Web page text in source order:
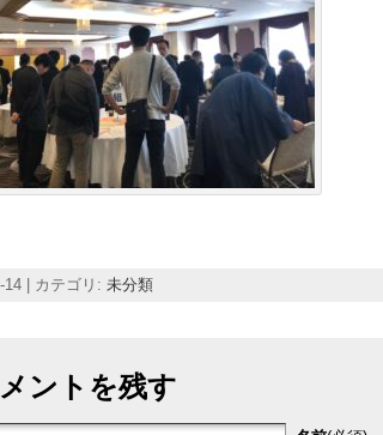
14 | カテゴリ: 未分類
ントを残す